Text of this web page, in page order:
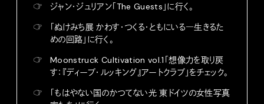
☞
ジャン・ジュリアン「The Guests」に行く。
☞
「ぬけみち展 かわす・つくる・ともにいる―生きるた
めの回路」に行く。
☞
Moonstruck Cultivation vol.1「想像力を取り戻
す：『ディープ・ルッキング』アートクラブ」をチェック。
☞
「もはやない国のかつてない光 東ドイツの女性写真